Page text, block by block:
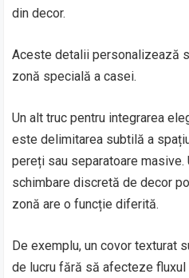
din decor.
Aceste detalii personalizează
zonă specială a casei.
Un alt truc pentru integrarea
este delimitarea subtilă a
pereți sau separatoare masive.
schimbare discretă de decor
zonă are o funcție diferită.
De exemplu, un covor texturat
de lucru fără să afecteze fluxul